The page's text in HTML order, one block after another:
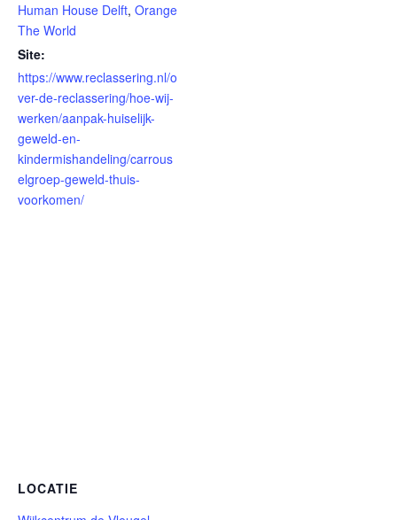
Human House Delft, Orange
The World
Site:
https://www.reclassering.nl/o
ver-de-reclassering/hoe-wij-
werken/aanpak-huiselijk-
geweld-en-
kindermishandeling/carrous
elgroep-geweld-thuis-
voorkomen/
LOCATIE